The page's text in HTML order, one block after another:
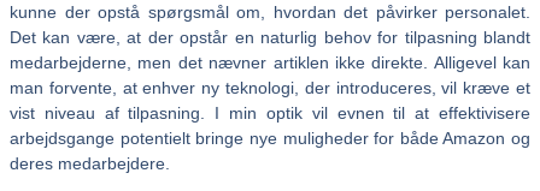
kunne der opstå spørgsmål om, hvordan det påvirker personalet.
Det kan være, at der opstår en naturlig behov for tilpasning blandt
medarbejderne, men det nævner artiklen ikke direkte. Alligevel kan
man forvente, at enhver ny teknologi, der introduceres, vil kræve et
vist niveau af tilpasning. I min optik vil evnen til at effektivisere
arbejdsgange potentielt bringe nye muligheder for både Amazon og
deres medarbejdere.